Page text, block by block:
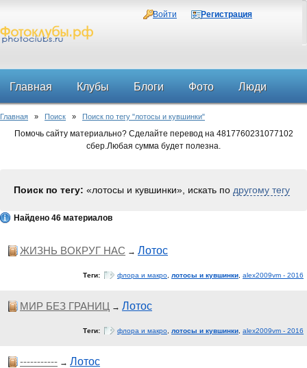
Войти Регистрация
Главная Клубы Блоги Фото Люди
Форум
Главная » Поиск » Поиск по тегу "лотосы и кувшинки"
Помочь сайту материально? Сделайте перевод на 4817760231077102
сбер.Любая сумма будет полезна.
Поиск по тегу: «лотосы и кувшинки», искать по другому тегу
Найдено 46 материалов
ЖИЗНЬ ВОКРУГ НАС → Лотос
Теги: флора и макро лотосы и кувшинки alex2009vm - 2016
МИР БЕЗ ГРАНИЦ → Лотос
Теги: флора и макро лотосы и кувшинки alex2009vm - 2016
----------- → Лотос